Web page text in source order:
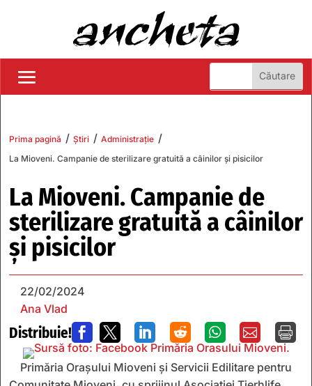
Prima pagină / Știri / Administrație /
La Mioveni. Campanie de sterilizare gratuită a câinilor şi pisicilor
La Mioveni. Campanie de
sterilizare gratuită a câinilor
şi pisicilor
22/02/2024
Ana Vlad
Distribuie!       
Primăria Oraşului Mioveni şi Servicii Edilitare pentru